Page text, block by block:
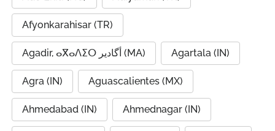
Afyonkarahisar (TR)
Agadir, ⴰⴳⴰⴷⵉⵔ أگادیر (MA) Agartala (IN)
Agra (IN) Aguascalientes (MX)
Ahmedabad (IN) Ahmednagar (IN)